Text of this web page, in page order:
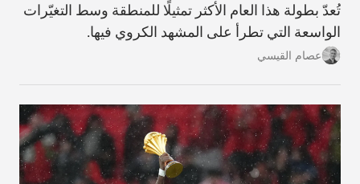
تُعدّ بطولة هذا العام الأكثر تمثيلًا للمنطقة وسط التغيّرات
الواسعة التي تطرأ على المشهد الكروي فيها.
عصام القيسي